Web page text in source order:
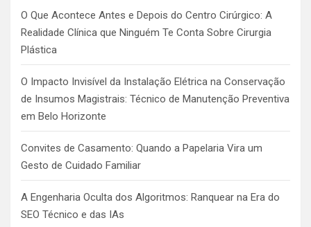
O Que Acontece Antes e Depois do Centro Cirúrgico: A
Realidade Clínica que Ninguém Te Conta Sobre Cirurgia
Plástica
O Impacto Invisível da Instalação Elétrica na Conservação
de Insumos Magistrais: Técnico de Manutenção Preventiva
em Belo Horizonte
Convites de Casamento: Quando a Papelaria Vira um
Gesto de Cuidado Familiar
A Engenharia Oculta dos Algoritmos: Ranquear na Era do
SEO Técnico e das IAs